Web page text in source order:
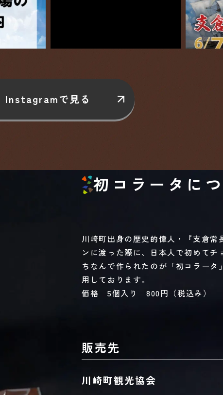
Instagramで見る
初コラータに
川崎町出身の歴史的偉人・『支倉常
ンに渡った際に、日本人で初めて
ちなんで作られたのが「初コラー
用しております。
価格 5個入り 800円（税込み）
販売先
川崎町観光協会